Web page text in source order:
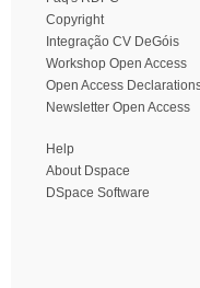
Copyright
Integração CV DeGóis
Workshop Open Access
Open Access
Newsletter Open Access
Help
About Dspace
DSpace Software